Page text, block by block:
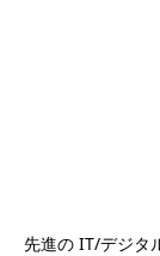
先進の IT/デジタ